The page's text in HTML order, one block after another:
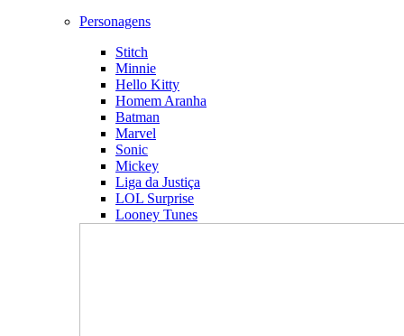
Personagens
Stitch
Minnie
Hello Kitty
Homem Aranha
Batman
Marvel
Sonic
Mickey
Liga da Justiça
LOL Surprise
Looney Tunes